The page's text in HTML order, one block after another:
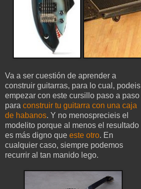
Va a ser cuestión de aprender a
construir guitarras, para lo cual, podeis
empezar con este cursillo paso a paso
para construir tu guitarra con una caja
de habanos. Y no menosprecieis el
modelito porque al menos el resultado
es más digno que este otro. En
cualquier caso, siempre podemos
recurrir al tan manido lego.